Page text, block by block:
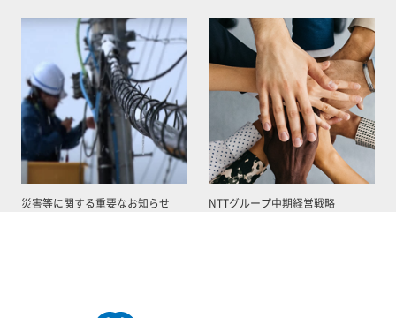
災害等に関する重要なお知らせ NTTグループ中期経営戦略